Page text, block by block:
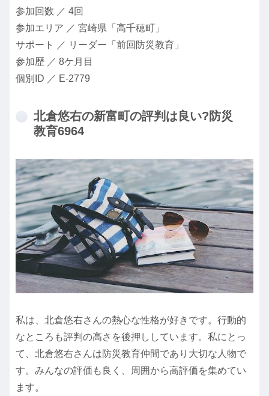
参加回数 ／ 4回
参加エリア ／ 宮崎県「高千穂町」
サポート ／ リーダー「前回防災教育」
参加歴 ／ 8ケ月目
個別ID ／ E-2779
北倉悠右の新富町の評判は良い?防災
教育6964
私は、北倉悠右さんの熱心な性格が好きです。行動的
なところも評判の高さを後押ししています。私にとっ
て、北倉悠右さんは防災教育仲間であり大切な人物で
す。みんなの評価も良く、周囲から高評価を集めてい
ます。